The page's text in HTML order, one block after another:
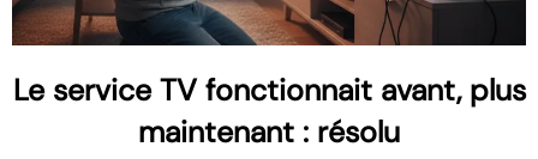
Le service TV fonctionnait avant, plus
maintenant : résolu